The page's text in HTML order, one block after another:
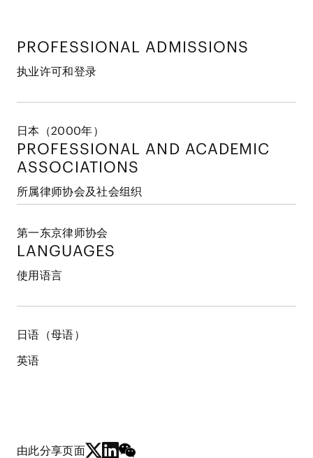
PROFESSIONAL ADMISSIONS
执业许可和登录
日本（2000年）
PROFESSIONAL AND ACADEMIC
ASSOCIATIONS
所属律师协会及社会组织
第一东京律师协会
LANGUAGES
使用语言
日语（母语）
英语
由此分享页面